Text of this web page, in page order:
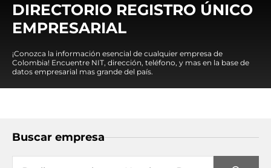
DIRECTORIO REGISTRO ÚNICO
EMPRESARIAL
¡Conozca la información esencial de cualquier empresa de
Colombia! Encuentre NIT, dirección, teléfono, y mas en la base de
datos empresarial mas grande del país.
Buscar empresa